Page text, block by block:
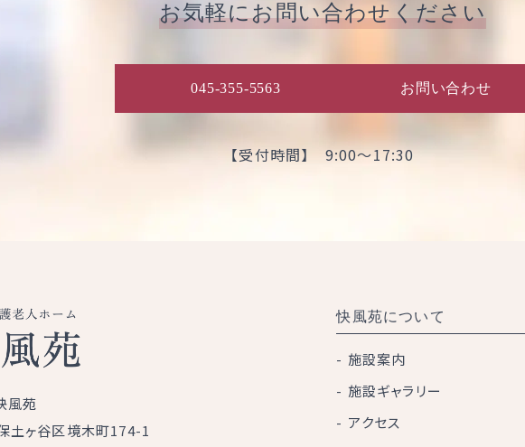
お気軽にお問い合わせください
045-355-5563 お問い合わせ
【受付時間】 9:00～17:30
風苑
ヶ谷区境木町174-1
快風苑について
施設案内
施設ギャラリー
アクセス